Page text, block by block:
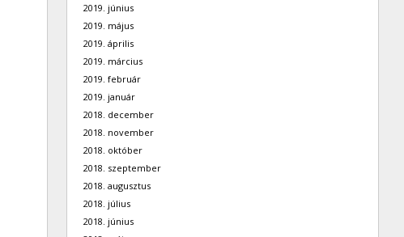
2019. június
2019. május
2019. április
2019. március
2019. február
2019. január
2018. december
2018. november
2018. október
2018. szeptember
2018. augusztus
2018. július
2018. június